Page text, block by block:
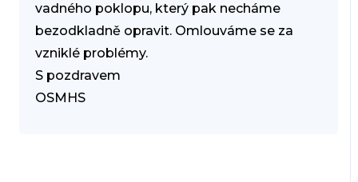
vadného poklopu, který pak necháme
bezodkladně opravit. Omlouváme se za
vzniklé problémy.
S pozdravem
OSMHS